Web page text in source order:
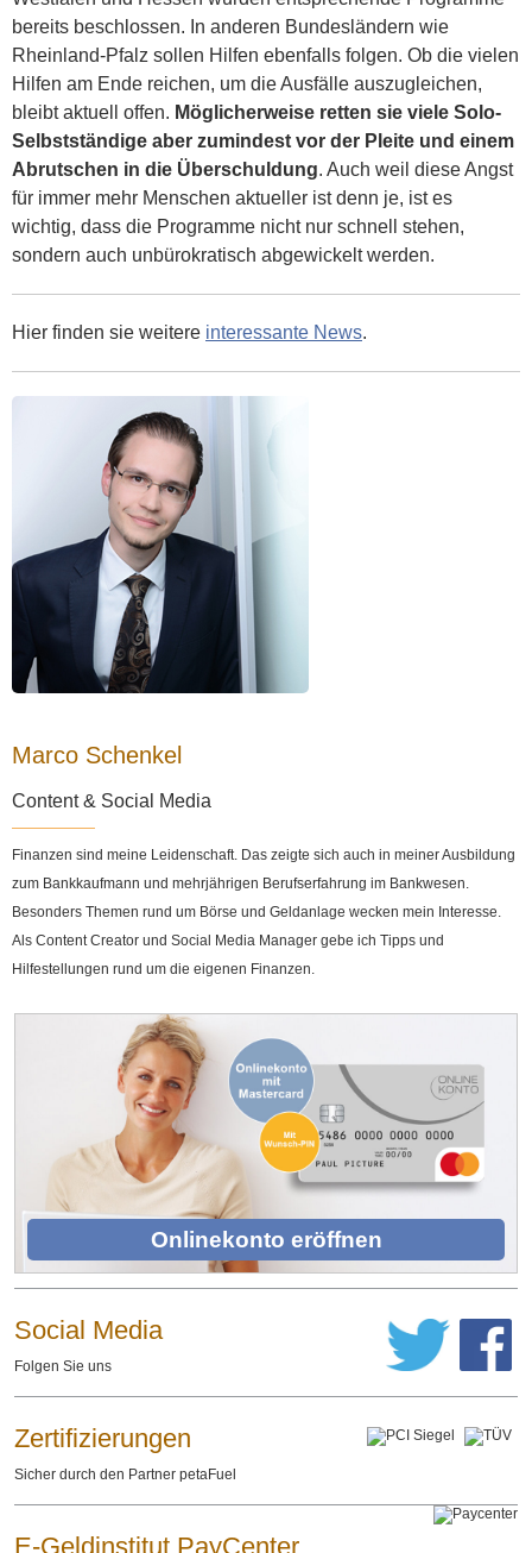
bereits beschlossen. In anderen Bundesländern wie
Rheinland-Pfalz sollen Hilfen ebenfalls folgen. Ob die vielen
Hilfen am Ende reichen, um die Ausfälle auszugleichen,
bleibt aktuell offen. Möglicherweise retten sie viele Solo-
Selbstständige aber zumindest vor der Pleite und einem
Abrutschen in die Überschuldung. Auch weil diese Angst
für immer mehr Menschen aktueller ist denn je, ist es
wichtig, dass die Programme nicht nur schnell stehen,
sondern auch unbürokratisch abgewickelt werden.
Hier finden sie weitere interessante News.
Marco Schenkel
Content & Social Media
Finanzen sind meine Leidenschaft. Das zeigte sich auch in meiner Ausbildung
zum Bankkaufmann und mehrjährigen Berufserfahrung im Bankwesen.
Besonders Themen rund um Börse und Geldanlage wecken mein Interesse.
Als Content Creator und Social Media Manager gebe ich Tipps und
Hilfestellungen rund um die eigenen Finanzen.
Onlinekonto eröffnen
Social Media
Folgen Sie uns
Zertifizierungen
Sicher durch den Partner petaFuel
E-Geldinstitut PayCenter